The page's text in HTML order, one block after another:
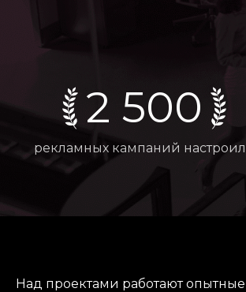
2 500
рекламных кампаний
Над проектами работают